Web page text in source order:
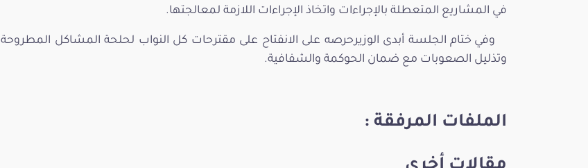
في المشاريع المتعطلة بالإجراءات واتخاذ الإجراءات اللازمة لمعالجتها.
وفي ختام الجلسة أبدى الوزيرحرصه على الانفتاح على مقترحات كل النواب لحلحة المشاكل المطروحة
وتذليل الصعوبات مع ضمان الحوكمة والشفافية.
الملفات المرفقة :